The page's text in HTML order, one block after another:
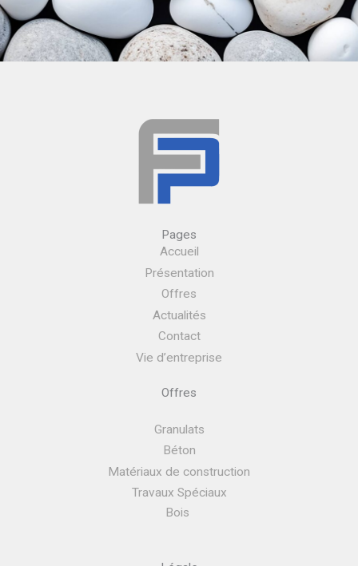
Pages
Accueil
Présentation
Offres
Actualités
Contact
Vie d’entreprise
Offres
Granulats
Béton
Matériaux de construction
Travaux Spéciaux
Bois